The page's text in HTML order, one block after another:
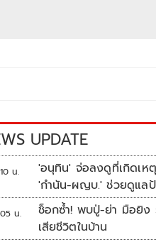
UPDATE
น.
'อนุทิน' จ่อลงดูที่เกิดเห
'กำนัน-ผญบ.' ช่วยดูแล
น.
ช็อกซ้ำ! พบปู่-ย่า มือยิง
เสียชีวิตในบ้าน